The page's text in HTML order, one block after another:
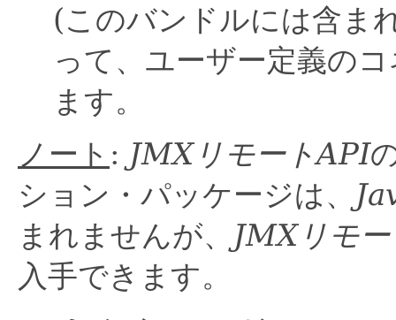
(このバンドルには含ま
って、ユーザー定義の
ます。
ノート : JMXリモートAPI
ション・パッケージは、
まれませんが、 JMXリモ
入手できます。